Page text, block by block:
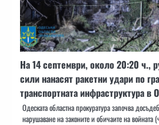
На 14 септември, около 20:20 ч.,
сили нанасят ракетни удари по
транспортната инфраструктура в
Одеската областна прокуратура започва
нарушаване на законите и обичаите на войната